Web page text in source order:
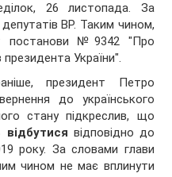
26 листопада. За
ВР. Таким чином,
постанови №9342 "Про
президента України".
президент Петро
до українського
стану підкреслив, що
відповідно до
року. За словами глави
чином не має вплинути